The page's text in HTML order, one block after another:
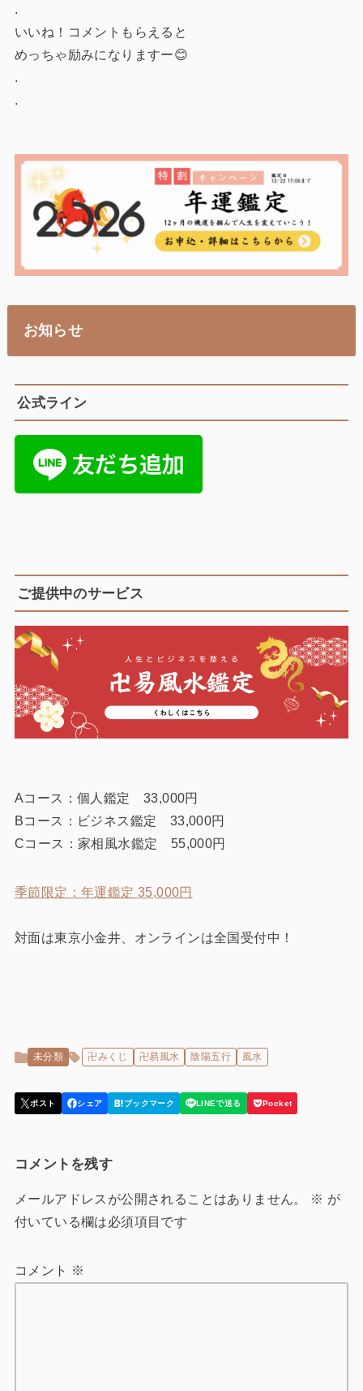
.
いいね！コメントもらえると
めっちゃ励みになりますー😊
.
.
お知らせ
公式ライン
ご提供中のサービス
Aコース：個人鑑定 33,000円
Bコース：ビジネス鑑定 33,000円
Cコース：家相風水鑑定 55,000円
季節限定：年運鑑定 35,000円
対面は東京小金井、オンラインは全国受付中！
未分類 卍みくじ 卍易風水 陰陽五行 風水
コメントを残す
メールアドレスが公開されることはありません。 ※ が
付いている欄は必須項目です
コメント ※